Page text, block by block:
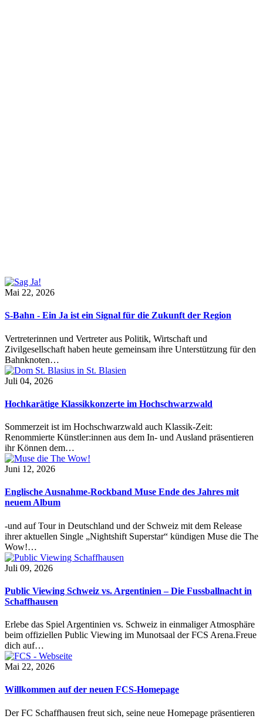
Mai 22, 2026
S-Bahn - Ein Ja ist ein Signal für die Zukunft der Region
Vertreterinnen und Vertreter aus Politik, Wirtschaft und
Zivilgesellschaft haben heute gemeinsam ihre Unterstützung für den
Bahnknoten…
Juli 04, 2026
Hochkarätige Klassikkonzerte im Hochschwarzwald
Sommerzeit ist im Hochschwarzwald auch Klassik-Zeit:
Renommierte Künstler:innen aus dem In- und Ausland präsentieren
ihr Können dem…
Juni 12, 2026
Englische Ausnahme-Rockband Muse Ende des Jahres mit
neuem Album
-und auf Tour in Deutschland und der Schweiz mit dem Release
ihrer aktuellen Single „Nightshift Superstar“ kündigen Muse die The
Wow!…
Juli 09, 2026
Public Viewing Schweiz vs. Argentinien – Die Fussballnacht in
Schaffhausen
Erlebe das Spiel Argentinien vs. Schweiz in einmaliger Atmosphäre
beim offiziellen Public Viewing im Munotsaal der FCS Arena.Freue
dich auf…
Mai 22, 2026
Willkommen auf der neuen FCS-Homepage
Der FC Schaffhausen freut sich, seine neue Homepage präsentieren